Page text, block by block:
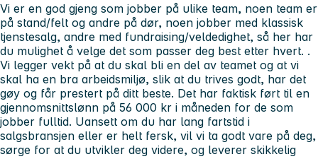
Vi er en god gjeng som jobber på ulike team, noen team er
på stand/felt og andre på dør, noen jobber med klassisk
tjenstesalg, andre med fundraising/veldedighet, så her har
du mulighet å velge det som passer deg best etter hvert. .
Vi legger vekt på at du skal bli en del av teamet og at vi
skal ha en bra arbeidsmiljø, slik at du trives godt, har det
gøy og får prestert på ditt beste. Det har faktisk ført til en
gjennomsnittslønn på 56 000 kr i måneden for de som
jobber fulltid. Uansett om du har lang fartstid i
salgsbransjen eller er helt fersk, vil vi ta godt vare på deg,
sørge for at du utvikler deg videre, og leverer skikkelig